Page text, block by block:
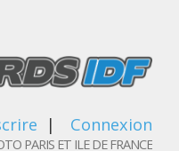
| Connexion
PARIS ET ILE DE FRANCE